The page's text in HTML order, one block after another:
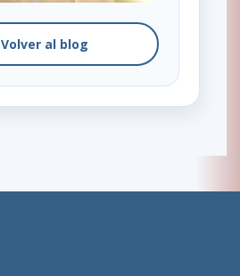
Volver al blog